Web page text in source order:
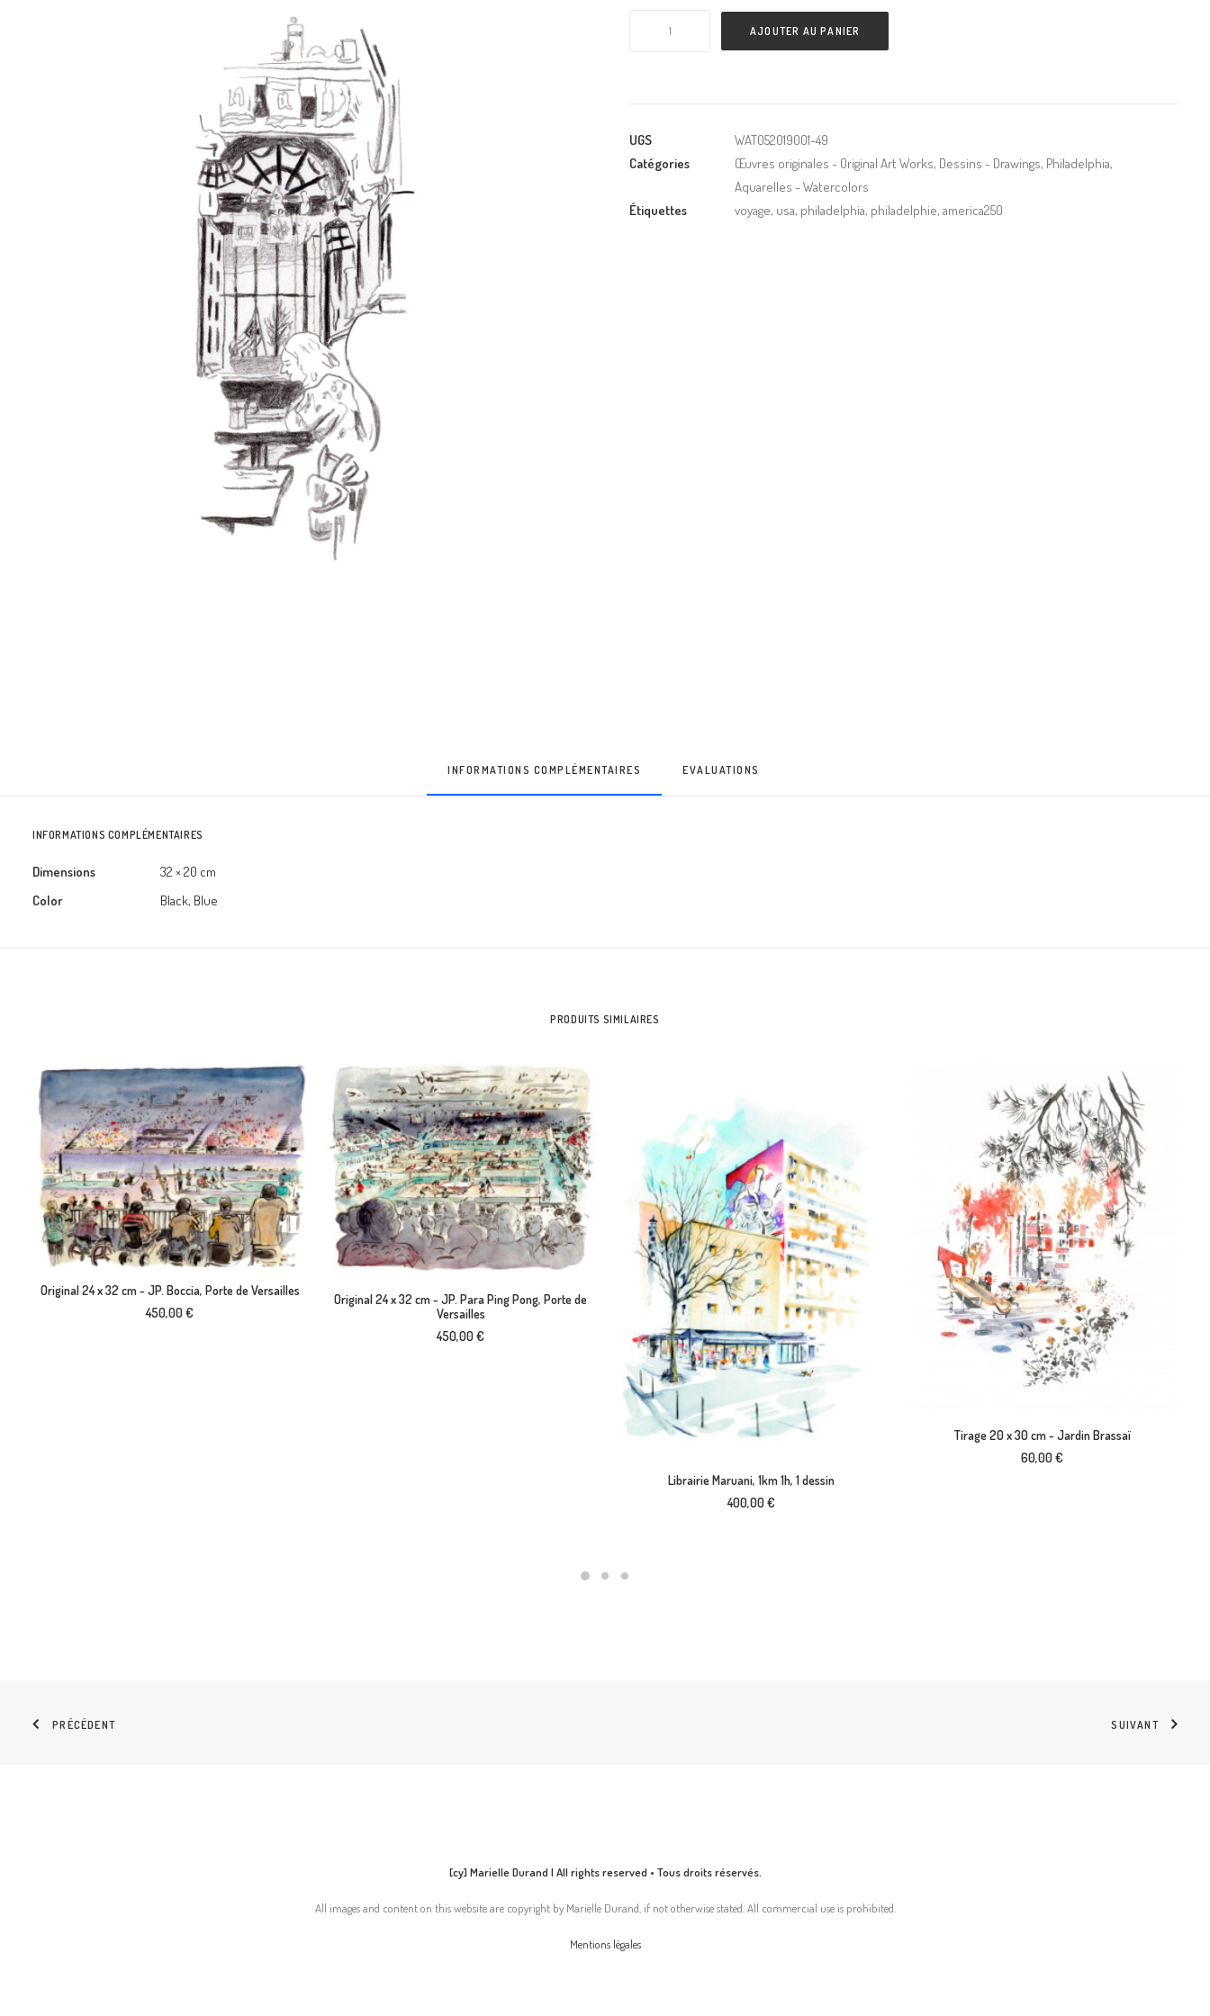
AJOUTER AU PANIER
UGS
WAT052019001-49
Catégories
Œuvres originales - Original Art Works, Dessins - Drawings, Philadelphia,
Aquarelles - Watercolors
Étiquettes
voyage, usa, philadelphia, philadelphie, america250
INFORMATIONS COMPLÉMENTAIRES EVALUATIONS
INFORMATIONS COMPLÉMENTAIRES
Dimensions
32 × 20 cm
Color
Black, Blue
PRODUITS SIMILAIRES
AJOUTER AU PANIER
Original 24 x 32 cm - JP. Boccia, Porte de Versailles
450,00€
AJOUTER AU PANIER
Original 24 x 32 cm - JP. Para Ping Pong, Porte de
Versailles
450,00€
AJOUTER AU PANIER
Librairie Maruani, 1km 1h, 1 dessin
400,00€
AJOUTER AU PANIER
Tirage 20 x 30 cm - Jardin Brassaï
60,00€
PRÉCÉDENT SUIVANT
[cy] Marielle Durand | All rights reserved • Tous droits réservés.
All images and content on this website are copyright by Marielle Durand, if not otherwise stated. All commercial use is prohibited.
Mentions légales